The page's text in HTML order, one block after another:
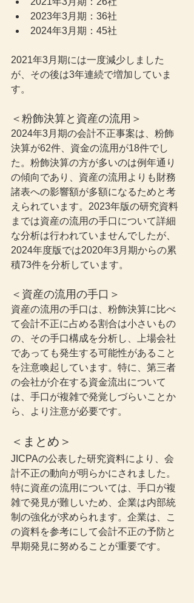
2023年3月期：36社
2024年3月期：45社
2021年3月期には一度減少しました
が、その後は3年連続で増加していま
す。
＜粉飾決算と資産の流用＞
2024年3月期の会計不正事案は、粉飾
決算が62件、資金の流用が18件でし
た。粉飾決算の方が多いのは例年通り
の傾向であり、資産の流用よりも財務
諸表への影響額が多額になるためと考
えられています。2023年版の研究資料
までは資産の流用の手口について詳細
な分析は行われていませんでしたが、
2024年度版では2020年3月期からの累
積73件を分析しています。
＜資産の流用の手口＞
資産の流用の手口は、粉飾決算に比べ
て会計不正に占める割合は小さいもの
の、その手口構成を分析し、上場会社
であっても発生する可能性があること
を注意喚起しています。特に、第三者
の会社が介在する資金流出について
は、手口が複雑で発覚しづらいことか
ら、より注意が必要です。
＜まとめ＞
JICPAの公表した研究資料により、会
計不正の動向が明らかにされました。
特に資産の流用については、手口が複
雑で発見が難しいため、企業は内部統
制の強化が求められます。企業は、こ
の資料を参考にして会計不正の予防と
早期発見に努めることが重要です。